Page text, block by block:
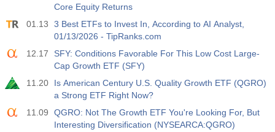
Core Equity Returns
01.13
3 Best ETFs to Invest In, According to AI Analyst,
01/13/2026 - TipRanks.com
12.17
SFY: Conditions Favorable For This Low Cost Large-
Cap Growth ETF (SFY)
11.20
Is American Century U.S. Quality Growth ETF (QGRO)
a Strong ETF Right Now?
11.09
QGRO: Not The Growth ETF You're Looking For, But
Interesting Diversification (NYSEARCA:QGRO)